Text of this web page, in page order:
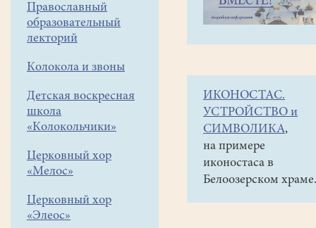
Православный
образовательный
лекторий
Колокола и звоны
Детская воскресная
школа
«Колокольчики»
Церковный хор
«Мелос»
Церковный хор
«Элеос»
12
часов
детский
спектакль
"Мамина
история"
ИКОНОСТАС.
УСТРОЙСТВО и
СИМВОЛИКА,
на примере
иконостаса в
Белоозерском храме.